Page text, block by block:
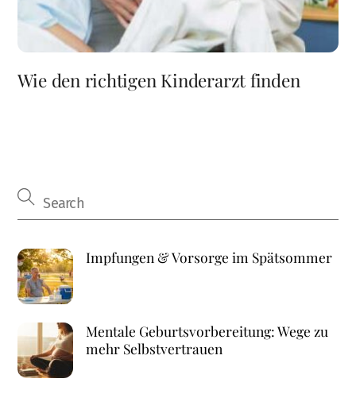
Wie den richtigen Kinderarzt finden
Impfungen & Vorsorge im Spätsommer
Mentale Geburtsvorbereitung: Wege zu
mehr Selbstvertrauen